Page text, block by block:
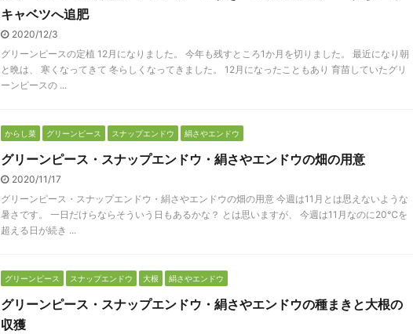
キャベツへ追肥
2020/12/3
グリーンピースの定植 12月になりました。 今年も残すところ1か月を切りました。 最近になり朝
と晩は、 寒くなってきて 冬らしくなってきました。 12月になったこともあり 育苗していたグリ
ーンピースの ...
からし菜 グリーンピース スナップエンドウ 絹さやエンドウ
グリーンピース・スナップエンドウ・絹さやエンドウの畑の用意
2020/11/17
グリーンピース・スナップエンドウ・絹さやエンドウの畑の用意 今週は11月とは思えないような
暑さです。 一日だけらならそういう日もあるかな？ とは思いますが、 今週は11月なのに20℃を
超える日が続き ...
グリーンピース スナップエンドウ 大根 絹さやエンドウ
グリーンピース・スナップエンドウ・絹さやエンドウの種まきと大根の
収獲